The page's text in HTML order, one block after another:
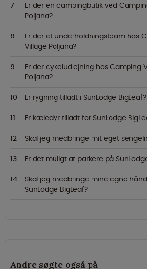
Er der en campingbutik ved
Poljana?
Er der et underholdningsteam hos
Village Poljana?
Er der cykeludlejning hos Camping
Poljana?
Er rygning tilladt i SunLodge BigLeaf?
Er kæledyr tilladt for SunLodge
Skal jeg medbringe mit eget
Er det muligt at parkere på
Skal jeg medbringe mine egne
SunLodge BigLeaf?
Andre søgte også på